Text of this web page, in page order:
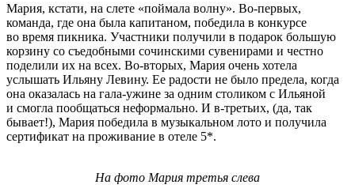
Мария, кстати, на слете «поймала волну». Во-первых,
команда, где она была капитаном, победила в конкурсе
во время пикника. Участники получили в подарок большую
корзину со съедобными сочинскими сувенирами и честно
поделили их на всех. Во-вторых, Мария очень хотела
услышать Ильяну Левину. Ее радости не было предела, когда
она оказалась на гала-ужине за одним столиком с Ильяной
и смогла пообщаться неформально. И в-третьих, (да, так
бывает!), Мария победила в музыкальном лото и получила
сертификат на проживание в отеле 5*.
На фото Мария третья слева